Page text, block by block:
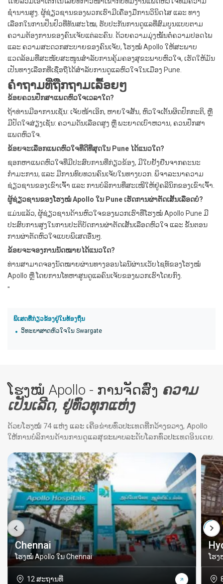
ຊຳນານສູງ. ຜູ້ຊ່ຽວຊານຂອງພວກເຮົາມີເຄື່ອງມືການວິນິດໄສ ແລະ ທາງ
ເລືອກໃນການປິ່ນປົວທີ່ທັນສະໄໝ, ຮັບປະກັນການດູແລທີ່ສົມບູນແບບຕາມ
ຄວາມຕ້ອງການຂອງຄົນເຈັບແຕ່ລະຄົນ. ດ້ວຍຄວາມມຸ່ງໝັ້ນຕໍ່ຄວາມປອດໄພ
ແລະ ຄວາມສະດວກສະບາຍຂອງຄົນເຈັບ, ໂຮງໝໍ Apollo ໃຫ້ສະພາບ
ແວດລ້ອມທີ່ສະໜັບສະໜູນສຳລັບການຄຸ້ມຄອງສຸຂະພາບຫົວໃຈ, ເຮັດໃຫ້ມັນ
ເປັນທາງເລືອກທີ່ເຊື່ອຖືໄດ້ສຳລັບການດູແລຫົວໃຈໃນເມືອງ Pune.
ຄໍາ​ຖາມ​ທີ່​ຖືກ​ຖາມ​ເລື້ອຍໆ
ຂ້ອຍຄວນປຶກສາແພດຫົວໃຈເວລາໃດ?
ຖ້າທ່ານມີອາການເຊັ່ນ: ເຈັບໜ້າເອິກ, ຫາຍໃຈສັ້ນ, ຫົວໃຈເຕັ້ນຜິດປົກກະຕິ, ຫຼື
ມີປັດໃຈສ່ຽງເຊັ່ນ: ຄວາມດັນເລືອດສູງ ຫຼື ພະຍາດເບົາຫວານ, ຄວນປຶກສາ
ແພດຫົວໃຈ.
ຂ້ອຍຈະເລືອກແພດຫົວໃຈທີ່ດີທີ່ສຸດໃນ Pune ໄດ້ແນວໃດ?
ຊອກຫາແພດຫົວໃຈທີ່ມີປະສົບການທີ່ກ່ຽວຂ້ອງ, ມີໃບຢັ້ງຢືນຈາກຄະນະ
ກຳມະການ, ແລະ ມີການທົບທວນຄົນເຈັບໃນທາງບວກ. ພິຈາລະນາຄວາມ
ຊ່ຽວຊານຂອງເຂົາເຈົ້າ ແລະ ການບໍລິການທີ່ສະເໜີໃຫ້ຢູ່ຄລີນິກຂອງເຂົາເຈົ້າ.
ຜູ້ຊ່ຽວຊານຂອງໂຮງໝໍ Apollo ໃນ Pune ເຮັດການຜ່າຕັດເສັ້ນເລືອດບໍ?
ແມ່ນແລ້ວ, ຜູ້ຊ່ຽວຊານດ້ານຫົວໃຈຂອງພວກເຮົາທີ່ໂຮງໝໍ Apollo Pune ມີ
ປະສົບການສູງໃນການປະຕິບັດການຜ່າຕັດເສັ້ນເລືອດຫົວໃຈ ແລະ ຂັ້ນຕອນ
ການຜ່າຕັດຫົວໃຈແບບພິເສດອື່ນໆ.
ຂ້ອຍຈະຈອງການນັດໝາຍໄດ້ແນວໃດ?
ທ່ານສາມາດຈອງນັດໝາຍຜ່ານທາງອອນໄລນ໌ຜ່ານເວັບໄຊທ໌ຂອງໂຮງໝໍ
Apollo ຫຼື ໂດຍການໂທຫາສູນດູແລຄົນເຈັບຂອງພວກເຮົາໂດຍກົງ.
"
ພິເສດທີ່ກ່ຽວຂ້ອງຢູ່ໃນທ້ອງຖິ່ນ
ວິທະຍາສາດຫົວໃຈໃນ Swargate
ໂຮງໝໍ Apollo - ການຈັດສົ່ງ ຄວາມ
ເປັນເລີດ, ຢູ່ທົ່ວທຸກແຫ່ງ
ດ້ວຍໂຮງໝໍ 74 ແຫ່ງ ແລະ ເຄືອຂ່າຍທົ່ວປະເທດທີ່ກວ້າງຂວາງ, Apollo
ໃຫ້ການບໍລິການດ້ານການດູແລສຸຂະພາບລະດັບໂລກທົ່ວປະເທດອິນເດຍ.
Chennai
ໂຮງໝໍ Apollo ໃນ Chennai
12 ສະຖານທີ່
ໂຮງ